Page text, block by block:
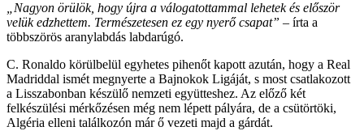
„Nagyon örülök, hogy újra a válogatottammal lehetek és először
velük edzhettem. Természetesen ez egy nyerő csapat” – írta a
többszörös aranylabdás labdarúgó.
C. Ronaldo körülbelül egyhetes pihenőt kapott azután, hogy a Real
Madriddal ismét megnyerte a Bajnokok Ligáját, s most csatlakozott
a Lisszabonban készülő nemzeti együtteshez. Az előző két
felkészülési mérkőzésen még nem lépett pályára, de a csütörtöki,
Algéria elleni találkozón már ő vezeti majd a gárdát.